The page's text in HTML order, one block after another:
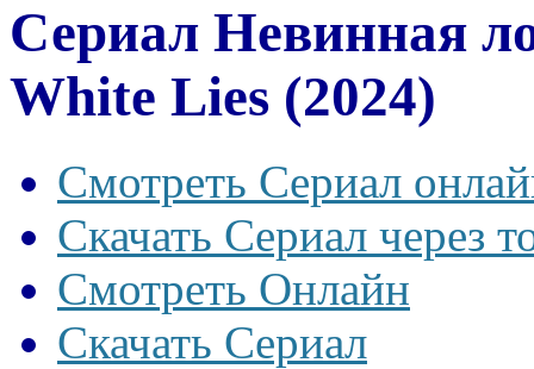
Сериал Невинная
White Lies (2024)
Смотреть Сериал
Скачать Сериал через
Смотреть Онлайн
Скачать Сериал